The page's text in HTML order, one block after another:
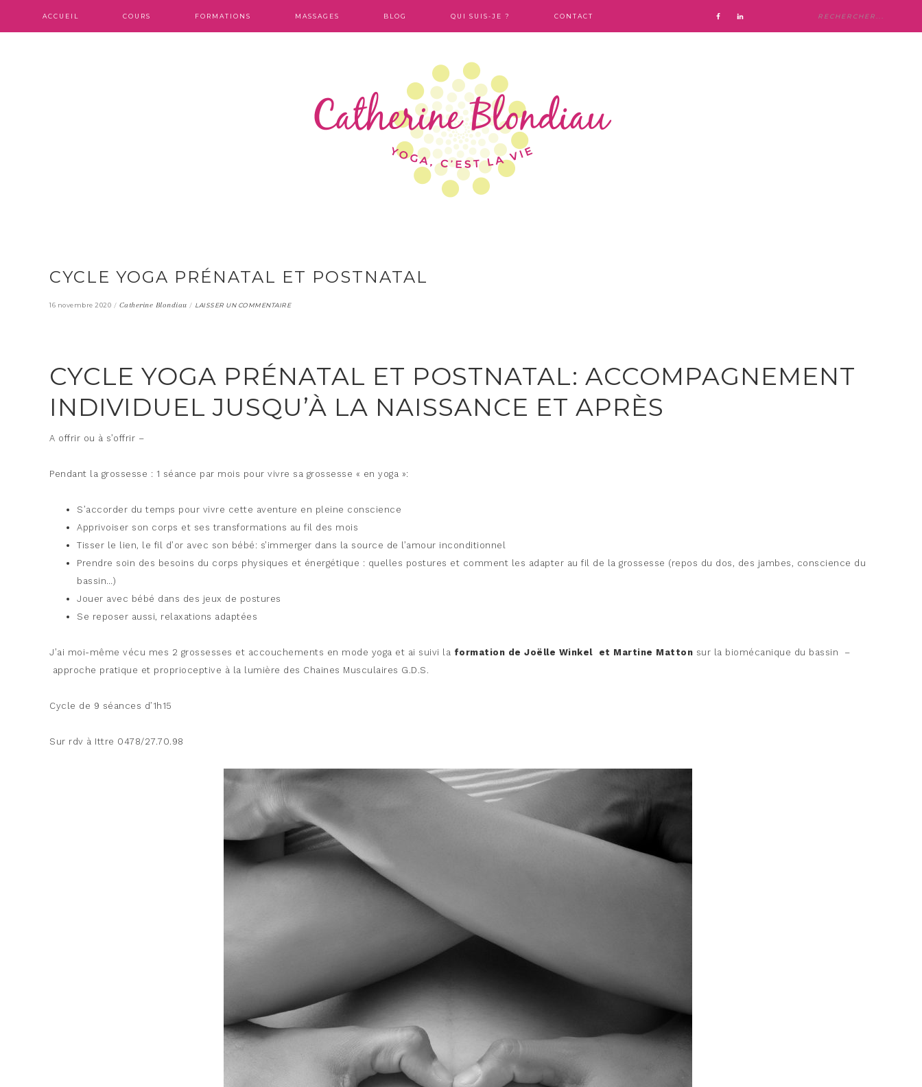
ACCUEIL COURS FORMATIONS MASSAGES BLOG QUI SUIS-JE ? CONTACT
CYCLE YOGA PRÉNATAL ET POSTNATAL
16 novembre 2020 / Catherine Blondiau / LAISSER UN COMMENTAIRE
CYCLE YOGA PRÉNATAL ET POSTNATAL: ACCOMPAGNEMENT
INDIVIDUEL JUSQU’À LA NAISSANCE ET APRÈS
A offrir ou à s’offrir –
Pendant la grossesse : 1 séance par mois pour vivre sa grossesse « en yoga »:
S’accorder du temps pour vivre cette aventure en pleine conscience
Apprivoiser son corps et ses transformations au fil des mois
Tisser le lien, le fil d’or avec son bébé: s’immerger dans la source de l’amour inconditionnel
Prendre soin des besoins du corps physiques et énergétique : quelles postures et comment les adapter au fil de la grossesse (repos du dos, des jambes, conscience du
bassin…)
Jouer avec bébé dans des jeux de postures
Se reposer aussi, relaxations adaptées
J’ai moi-même vécu mes 2 grossesses et accouchements en mode yoga et ai suivi la formation de Joëlle Winkel et Martine Matton sur la biomécanique du bassin –
approche pratique et proprioceptive à la lumière des Chaines Musculaires G.D.S.
Cycle de 9 séances d’1h15
Sur rdv à Ittre 0478/27.70.98